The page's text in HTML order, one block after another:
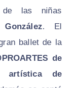
de las niñas
. El
ballet de la
de
artística de